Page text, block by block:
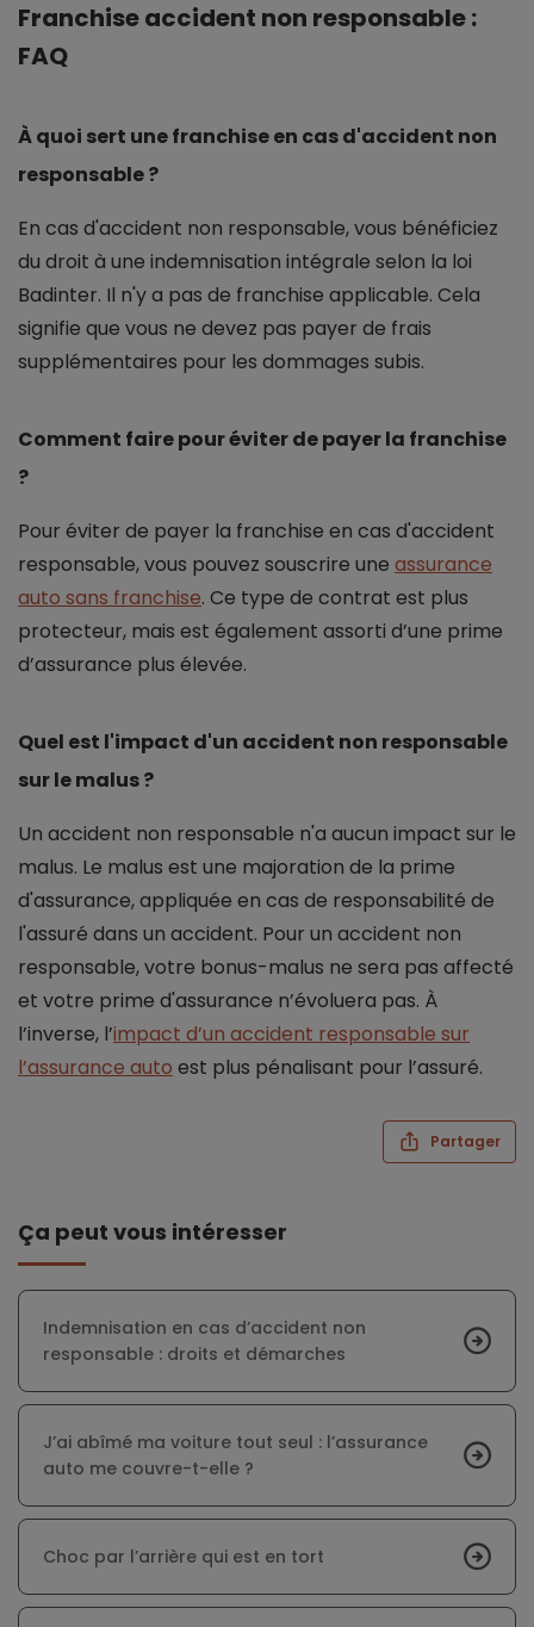
Franchise accident non responsable :
FAQ
À quoi sert une franchise en cas d'accident non
responsable ?
En cas d'accident non responsable, vous bénéficiez
du droit à une indemnisation intégrale selon la loi
Badinter. Il n'y a pas de franchise applicable. Cela
signifie que vous ne devez pas payer de frais
supplémentaires pour les dommages subis.
Comment faire pour éviter de payer la franchise
?
Pour éviter de payer la franchise en cas d'accident
responsable, vous pouvez souscrire une assurance
auto sans franchise. Ce type de contrat est plus
protecteur, mais est également assorti d’une prime
d’assurance plus élevée.
Quel est l'impact d'un accident non responsable
sur le malus ?
Un accident non responsable n'a aucun impact sur le
malus. Le malus est une majoration de la prime
d'assurance, appliquée en cas de responsabilité de
l'assuré dans un accident. Pour un accident non
responsable, votre bonus-malus ne sera pas affecté
et votre prime d'assurance n’évoluera pas. À
l’inverse, l’impact d’un accident responsable sur
l’assurance auto est plus pénalisant pour l’assuré.
Partager
Ça peut vous intéresser
Indemnisation en cas d’accident non
responsable : droits et démarches
J’ai abîmé ma voiture tout seul : l’assurance
auto me couvre-t-elle ?
Choc par l’arrière qui est en tort